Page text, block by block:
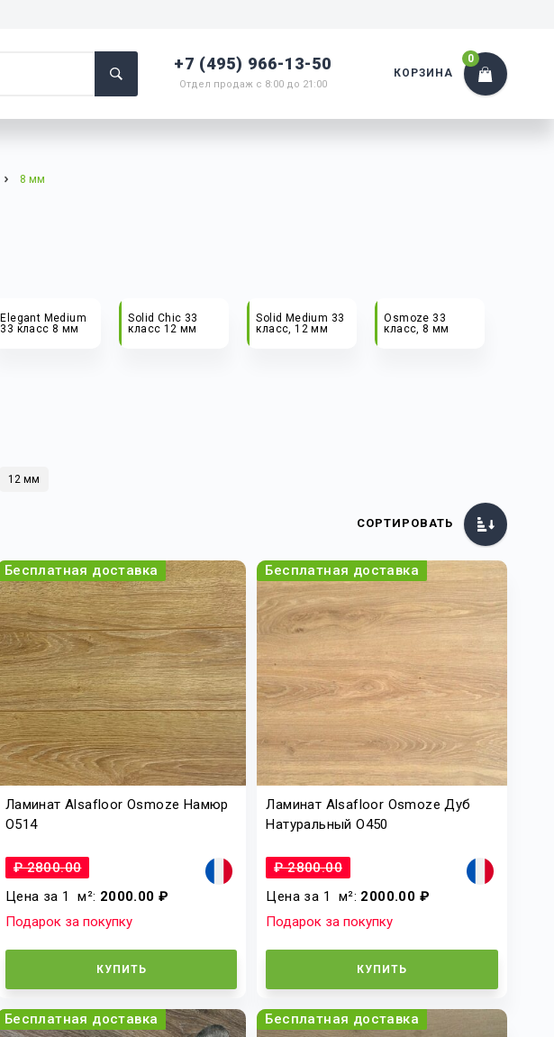
+7 (495) 966-13-50
Отдел продаж с 8:00 до 21:00
КОРЗИНА
0
8 мм
Elegant Medium
33 класс 8 мм
Solid Chic 33
класс 12 мм
Solid Medium 33
класс, 12 мм
Osmoze 33
класс, 8 мм
12 мм
СОРТИРОВАТЬ
Бесплатная доставка
Ламинат Alsafloor Osmoze Намюр
O514
₽ 2800.00
Цена за 1м²: 2000.00 ₽
Подарок за покупку
КУПИТЬ
Бесплатная доставка
Ламинат Alsafloor Osmoze Дуб
Натуральный О450
₽ 2800.00
Цена за 1 м²: 2000.00 ₽
Подарок за покупку
КУПИТЬ
Бесплатная доставка Бесплатная доставка